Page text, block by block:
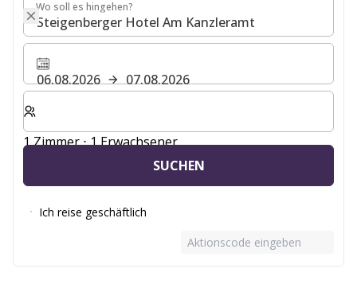
Wo soll es hingehen?
Wo soll es hingehen?
06.08.2026
07.08.2026
Wählen Sie die Anzahl der Zimmer und Gäste für Ihren
1 Zimmer ⋅ 1 Erwachsener
SUCHEN
Ich reise geschäftlich
Aktionscode eingeben